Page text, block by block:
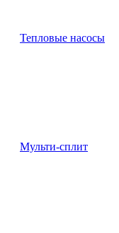
Тепловые насосы
Мульти-сплит